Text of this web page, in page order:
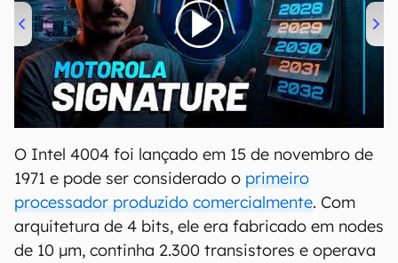
00:00/20:46
O Intel 4004 foi lançado em 15 de novembro de
1971 e pode ser considerado o primeiro
processador produzido comercialmente. Com
arquitetura de 4 bits, ele era fabricado em nodes
de 10 µm, continha 2.300 transistores e operava